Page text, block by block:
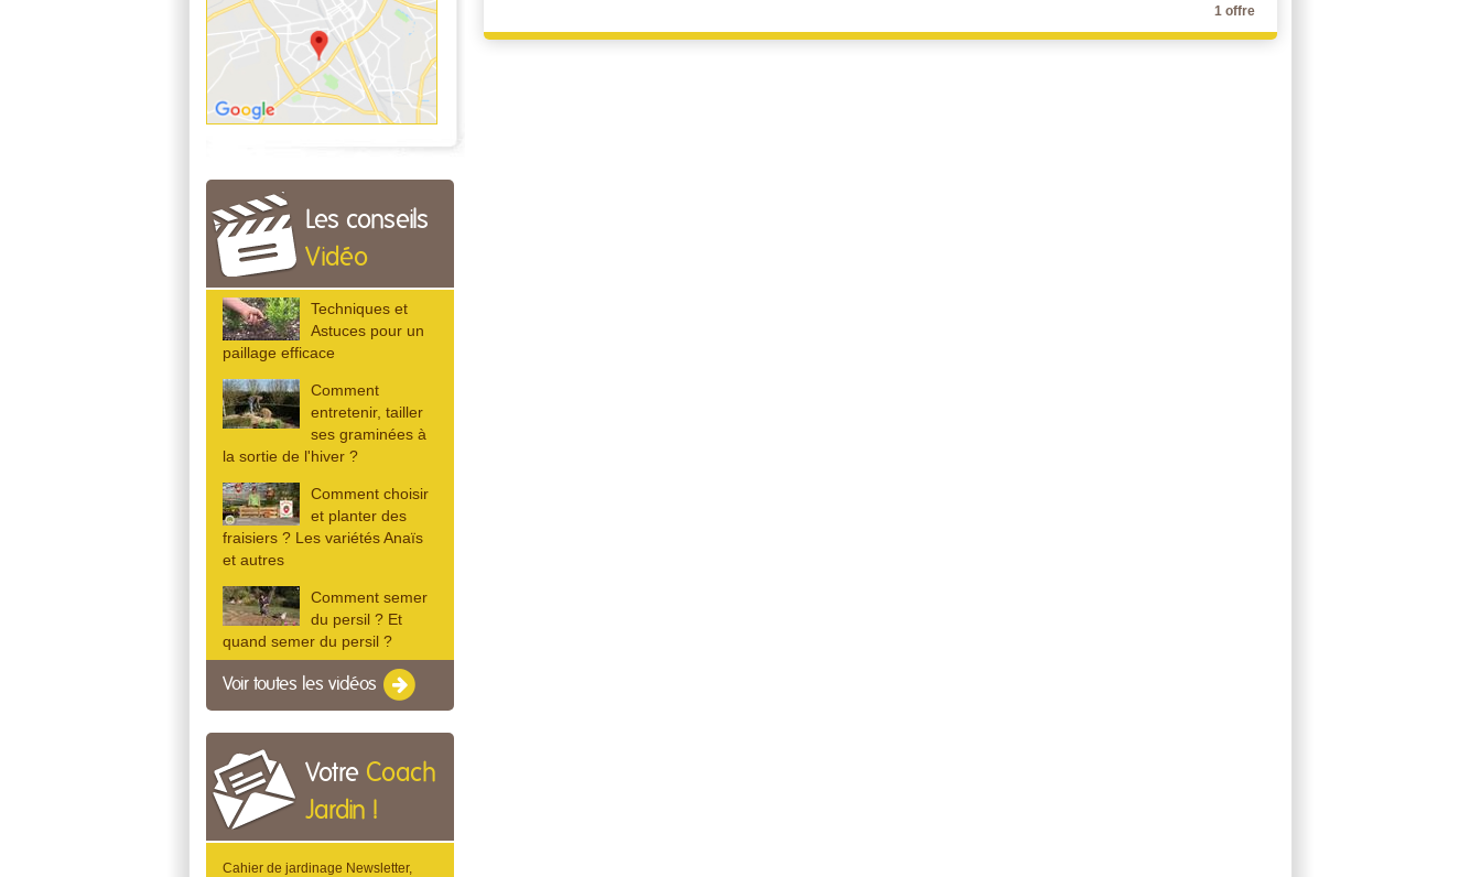
Les conseils
Vidéo
Techniques et
Astuces pour un
paillage efficace
Comment
entretenir, tailler
ses graminées à
la sortie de l'hiver ?
Comment choisir
et planter des
fraisiers ? Les variétés Anaïs
et autres
Comment semer
du persil ? Et
quand semer du persil ?
Voir toutes les vidéos
Votre Coach
Jardin !
Cahier de jardinage Newsletter,
1 offre